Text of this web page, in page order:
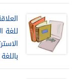
للغة